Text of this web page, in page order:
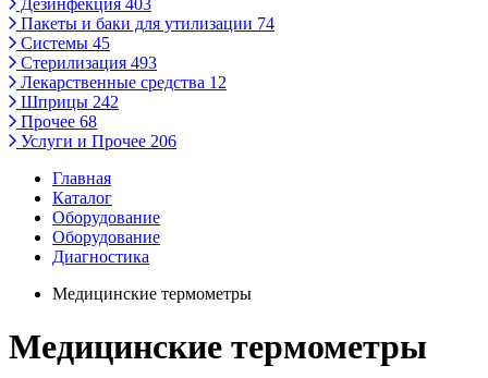
Дезинфекция 403
Пакеты и баки для утилизации 74
Системы 45
Стерилизация 493
Лекарственные средства 12
Шприцы 242
Прочее 68
Услуги и Прочее 206
Главная
Каталог
Оборудование
Оборудование
Диагностика
Медицинские термометры
Медицинские термометры